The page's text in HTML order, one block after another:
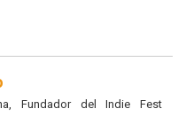
Fundador del Indie Fest